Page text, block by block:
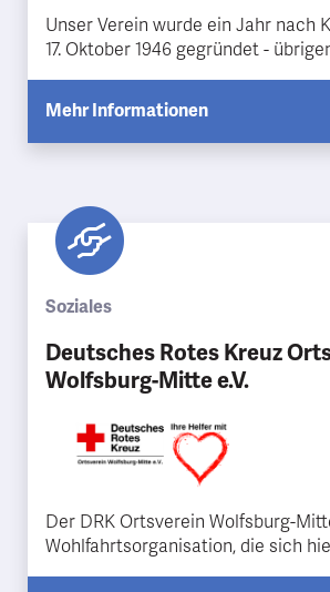
Unser Verein wurde ein Jahr nach
17. Oktober 1946 gegründet -
damalig…
Mehr Informationen
Soziales
Deutsches Rotes Kreuz
Wolfsburg-Mitte e.V.
Der DRK Ortsverein Wolfsburg-
Wohlfahrtsorganisation, die sich